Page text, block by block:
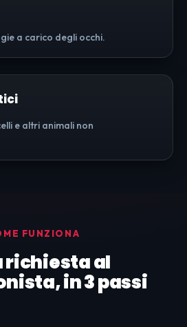
a carico degli occhi.
e altri animali non
FUNZIONA
richiesta al
in 3 passi